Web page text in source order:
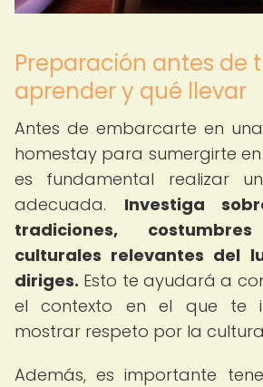
Preparación antes de
aprender y qué llevar
Antes de embarcarte en
homestay para sumergirte
es fundamental realizar
adecuada. Investiga
tradiciones,
culturales relevantes del
diriges. Esto te ayudará a
el contexto en el que te
mostrar respeto por la
Además, es importante